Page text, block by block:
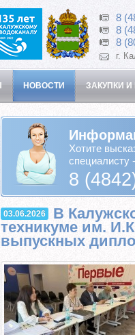
8
8
8
г.
НОВОСТИ ЗАКУПКИ
Хотите
специалисту
8
03.06.2026
В
техникуме им.
выпускных